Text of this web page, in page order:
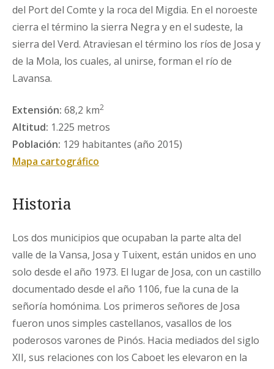
del Port del Comte y la roca del Migdia. En el noroeste
cierra el término la sierra Negra y en el sudeste, la
sierra del Verd. Atraviesan el término los ríos de Josa y
de la Mola, los cuales, al unirse, forman el río de
Lavansa.
Extensión: 68,2 km2
Altitud: 1.225 metros
Población: 129 habitantes (año 2015)
Mapa cartográfico
Historia
Los dos municipios que ocupaban la parte alta del
valle de la Vansa, Josa y Tuixent, están unidos en uno
solo desde el año 1973. El lugar de Josa, con un castillo
documentado desde el año 1106, fue la cuna de la
señoría homónima. Los primeros señores de Josa
fueron unos simples castellanos, vasallos de los
poderosos varones de Pinós. Hacia mediados del siglo
XII, sus relaciones con los Caboet les elevaron en la